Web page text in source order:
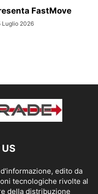
FastMove
Luglio 2026
edito da
tecnologiche rivolte al
della distribuzione